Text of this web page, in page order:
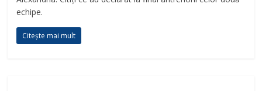
echipe.
Citește mai mult